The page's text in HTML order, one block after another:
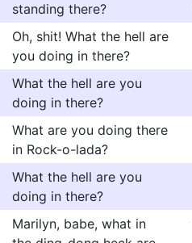
standing there?
Oh, shit! What the hell are
you doing in there?
What the hell are you
doing in there?
What are you doing there
in Rock-o-lada?
What the hell are you
doing in there?
Marilyn, babe, what in